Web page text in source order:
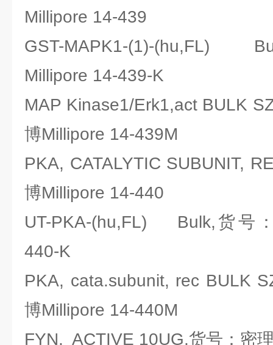
Millipore 14-439
GST-MAPK1-(1)-(hu,FL)
Millipore 14-439-K
MAP Kinase1/Erk1,act BULK
博Millipore 14-439M
PKA, CATALYTIC SUBUNIT,
博Millipore 14-440
UT-PKA-(hu,FL) Bulk,货号
440-K
PKA, cata.subunit, rec BULK
博Millipore 14-440M
FYN, ACTIVE 10UG,货号：密